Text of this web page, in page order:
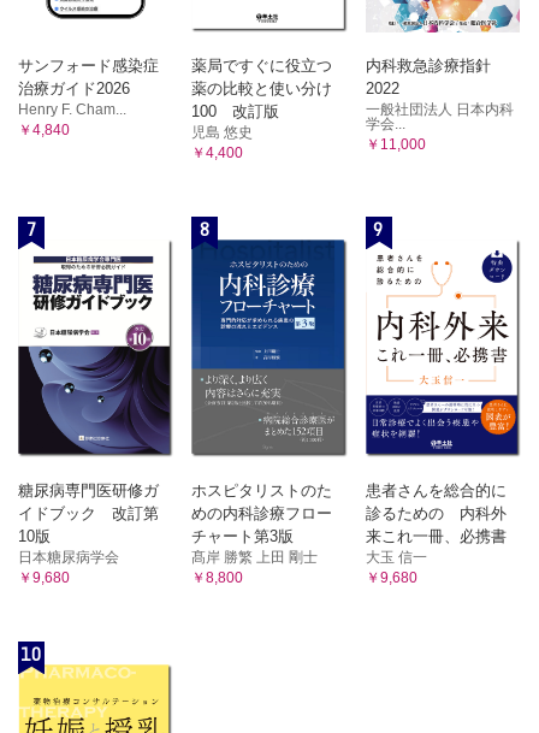
サンフォード感染症
治療ガイド2026
Henry F. Cham...
￥4,840
薬局ですぐに役立つ
薬の比較と使い分け
100 改訂版
児島 悠史
￥4,400
内科救急診療指針
2022
一般社団法人 日本内科
学会...
￥11,000
7
糖尿病専門医研修ガ
イドブック 改訂第
10版
日本糖尿病学会
￥9,680
8
ホスピタリストのた
めの内科診療フロー
チャート第3版
髙岸 勝繁 上田 剛士
￥8,800
9
患者さんを総合的に
診るための 内科外
来これ一冊、必携書
大玉 信一
￥9,680
10